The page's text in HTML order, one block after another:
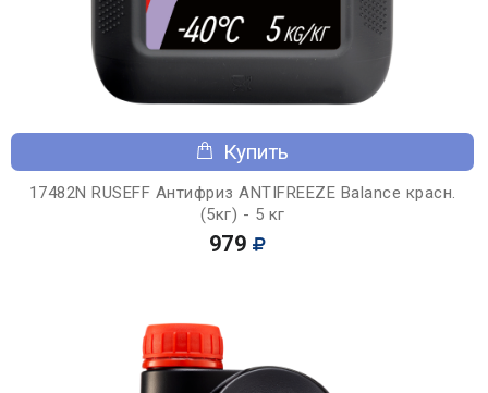
Купить
17482N RUSEFF Антифриз ANTIFREEZE Balance красн.
(5кг) - 5 кг
979